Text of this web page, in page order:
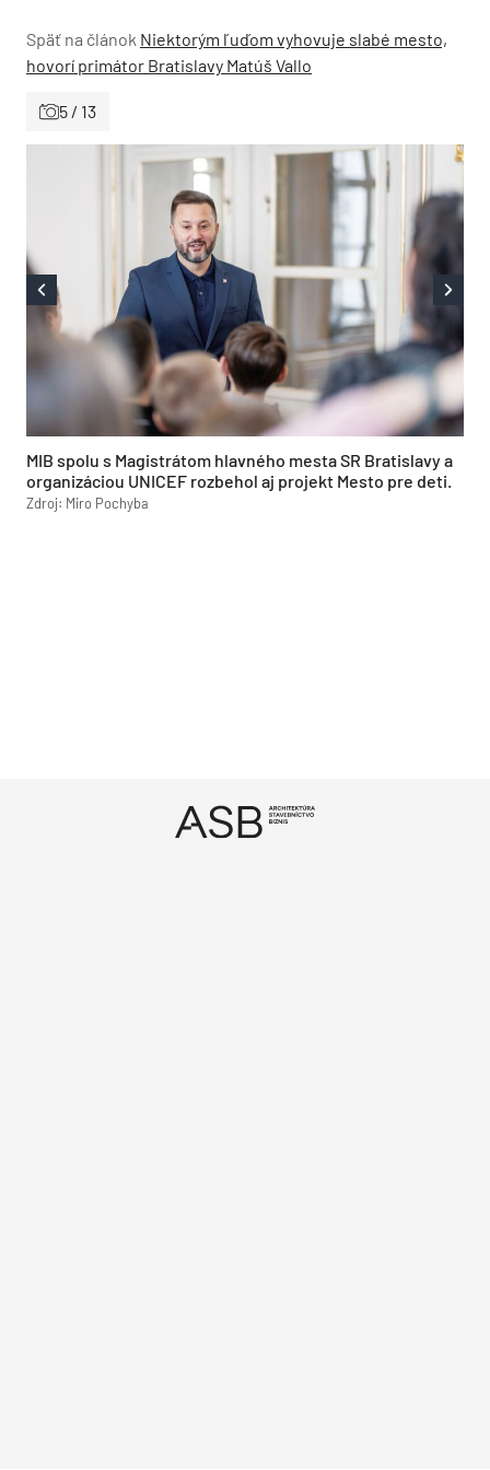
Späť na článok Niektorým ľuďom vyhovuje slabé mesto,
hovorí primátor Bratislavy Matúš Vallo
5 / 13
MIB spolu s Magistrátom hlavného mesta SR Bratislavy a
organizáciou UNICEF rozbehol aj projekt Mesto pre deti.
Zdroj: Miro Pochyba